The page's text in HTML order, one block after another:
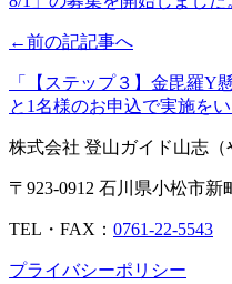
←前の記記事へ
「【ステップ３】金毘羅
と1名様のお申込で実施をい
株式会社 登山ガイド山志（
〒923-0912 石川県小松市新
TEL・FAX： 0761-22-5543
プライバシーポリシー